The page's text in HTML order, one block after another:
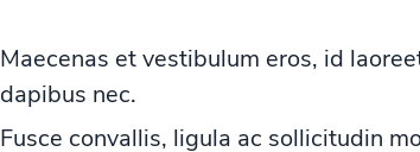
Maecenas et vestibulum eros, id
dapibus nec.
Fusce convallis, ligula ac sollicitudin